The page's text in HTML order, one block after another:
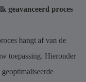
geavanceerd proces
hangt af van de
toepassing. Hieronder